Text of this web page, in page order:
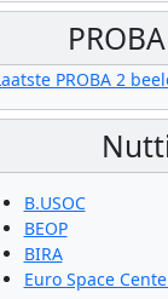
B.USOC
BEOP
BIRA
Euro Space